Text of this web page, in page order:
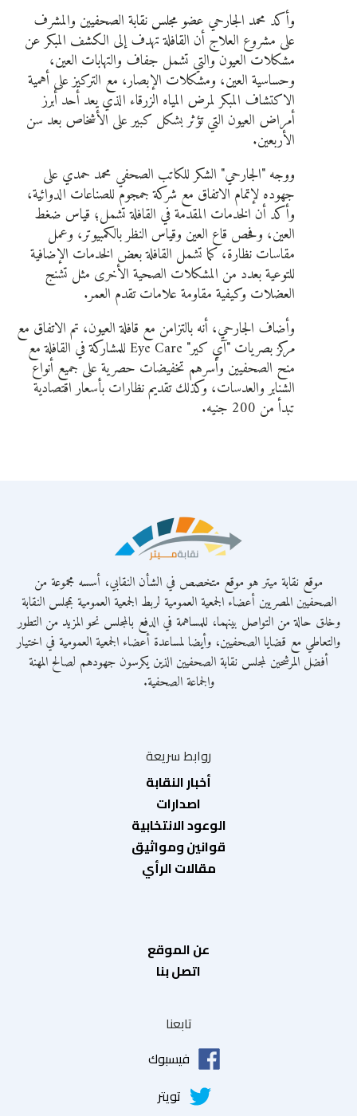
وأكد محمد الجارحي عضو مجلس نقابة الصحفيين والمشرف
على مشروع العلاج أن القافلة تهدف إلى الكشف المبكر عن
مشكلات العيون والتي تشمل جفاف والتهابات العين،
وحساسية العين، ومشكلات الإبصار، مع التركيز على أهمية
الاكتشاف المبكر لمرض المياه الزرقاء الذي يعد أحد أبرز
أمراض العيون التي تؤثر بشكل كبير على الأشخاص بعد سن
الأربعين.
ووجه "الجارحي" الشكر للكاتب الصحفي محمد حمدي على
جهوده لإتمام الاتفاق مع شركة جمجوم للصناعات الدوائية،
وأكد أن الخدمات المقدمة في القافلة تشمل؛ قياس ضغط
العين، وفحص قاع العين وقياس النظر بالكمبيوتر، وعمل
مقاسات نظارة، كما تشمل القافلة بعض الخدمات الإضافية
للتوعية بعدد من المشكلات الصحية الأخرى مثل تشنج
العضلات وكيفية مقاومة علامات تقدم العمر.
وأضاف الجارحي، أنه بالتزامن مع قافلة العيون، تم الاتفاق مع
مركز بصريات "آي كير" Eye Care للمشاركة في القافلة مع
منح الصحفيين وأسرهم تخفيضات حصرية على جميع أنواع
الشنابر والعدسات، وكذلك تقديم نظارات بأسعار اقتصادية
تبدأ من 200 جنيه.
موقع نقابة ميتر هو موقع متخصص في الشأن النقابي، أسسه مجموعة من
الصحفيين المصريين أعضاء الجمعية العمومية لربط الجمعية العمومية بمجلس النقابة
وخلق حالة من التواصل بينهما، للمساهمة في الدفع بالمجلس نحو المزيد من التطور
والتعاطي مع قضايا الصحفيين، وأيضا لمساعدة أعضاء الجمعية العمومية في اختيار
أفضل المرشحين لمجلس نقابة الصحفيين الذين يكرسون جهودهم لصالح المهنة
والجماعة الصحفية.
روابط سريعة
أخبار النقابة
اصدارات
الوعود الانتخابية
قوانين ومواثيق
مقالات الرأي
عن الموقع
اتصل بنا
تابعنا
فيسبوك
تويتر